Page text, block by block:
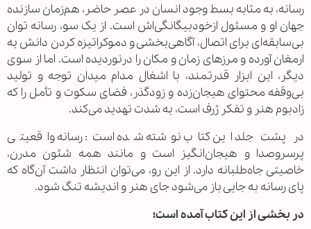
رسانه، به مثابه بسط وجود انسان در عصر حاضر، هم‌زمان سازنده
جهان او و مسئول ازخودبیگانگی‌اش است. از یک سو، رسانه توان
بی‌سابقه‌ای برای اتصال، آگاهی‌بخشی و دموکراتیزه کردن دانش به
ارمغان آورده و مرزهای زمان و مکان را درنوردیده است. اما از سوی
دیگر، این ابزار قدرتمند، با اشغال مدام میدان توجه و تولید
بی‌وقفه محتوای هیجان‌زده و زودگذر، فضای سکوت و تأمل را که
زادبوم هنر و تفکر ژرف است، به شدت تهدید می‌کند.
در پشت جلد این کتاب نوشته شده است: رسانه واقعیتی
پرسروصدا و هیجان‌انگیز است و مانند همه شئون مدرن،
خاصیتی جاه‌طلبانه دارد. از این ‌رو، می‌توان انتظار داشت آن‌گاه که
پای رسانه به جایی باز می‌شود جای هنر و اندیشه تنگ شود.
در بخشی از این کتاب آمده است؛